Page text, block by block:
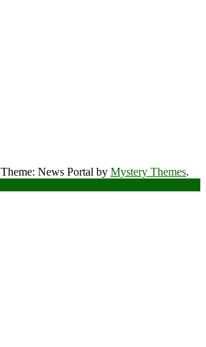
Theme: News Portal by Mystery Themes.